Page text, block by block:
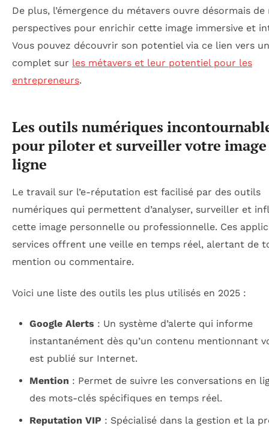
De plus, l’émergence du métavers ouvre désormais de
perspectives pour enrichir cette image immersive et
Vous pouvez découvrir son potentiel via ce lien vers
complet sur les métavers et leur potentiel pour les
entrepreneurs.
Les outils numériques
pour piloter et surveiller votre image
ligne
Le travail sur l’e-réputation est facilisé par des outils
numériques qui permettent d’analyser, surveiller et
cette image personnelle ou professionnelle. Ces
services offrent une veille en temps réel, alertant de
mention ou commentaire.
Voici une liste des outils les plus utilisés en 2025 :
Google Alerts : Un système d’alerte qui informe
instantanément dès qu’un contenu mentionnant
est publié sur Internet.
Mention : Permet de suivre les conversations en
des mots-clés spécifiques en temps réel.
Reputation VIP : Spécialisé dans la gestion et la